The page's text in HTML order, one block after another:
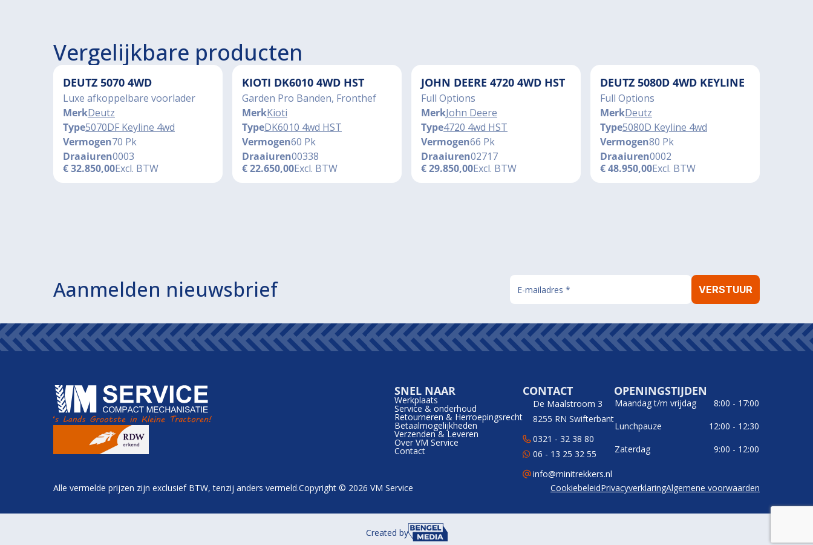
Vergelijkbare producten
DEUTZ 5070 4WD
Luxe afkoppelbare voorlader
MerkDeutz
Type5070DF Keyline 4wd
Vermogen70 Pk
Draaiuren0003
€32.850,00Excl. BTW
KIOTI DK6010 4WD HST
Garden Pro Banden, Fronthef
MerkKioti
TypeDK6010 4wd HST
Vermogen60 Pk
Draaiuren00338
€22.650,00Excl. BTW
JOHN DEERE 4720 4WD HST
Full Options
MerkJohn Deere
Type4720 4wd HST
Vermogen66 Pk
Draaiuren02717
€29.850,00Excl. BTW
DEUTZ 5080D 4WD KEYLINE
Full Options
MerkDeutz
Type5080D Keyline 4wd
Vermogen80 Pk
Draaiuren0002
€48.950,00Excl. BTW
Aanmelden nieuwsbrief
SNEL NAAR
Werkplaats
Service & onderhoud
Retourneren & Herroepingsrecht
Betaalmogelijkheden
Verzenden & Leveren
Over VM Service
Contact
CONTACT
De Maalstroom 3
8255 RN Swifterbant
0321 - 32 38 80
06 - 13 25 32 55
info@minitrekkers.nl
OPENINGSTIJDEN
Maandag t/m vrijdag
8:00 - 17:00
Lunchpauze
12:00 - 12:30
Zaterdag
9:00 - 12:00
Alle vermelde prijzen zijn exclusief BTW, tenzij anders vermeld.Copyright © 2026 VM Service CookiebeleidPrivacyverklaringAlgemene voorwaarden
Created by